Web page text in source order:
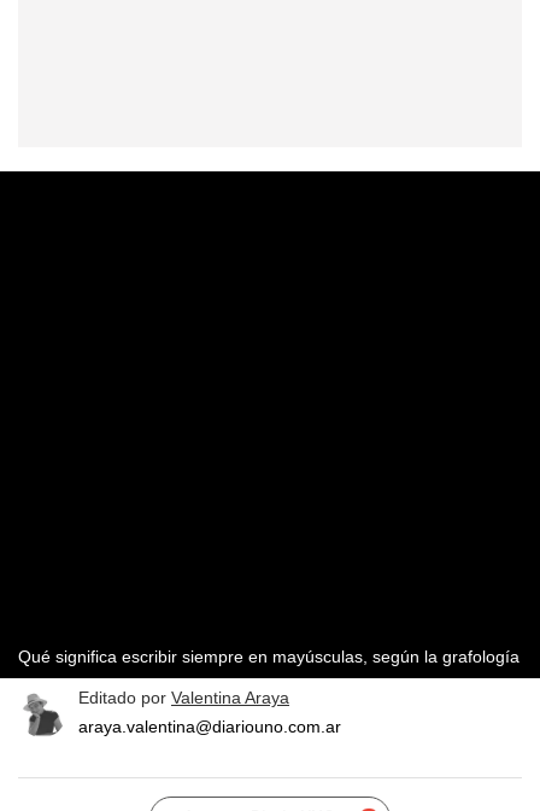
Qué significa escribir siempre en mayúsculas, según la grafología
Editado por Valentina Araya
araya.valentina@diariouno.com.ar